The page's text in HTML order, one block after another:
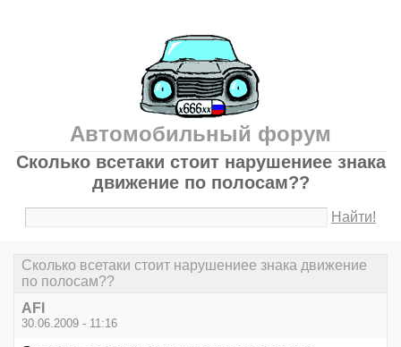
Автомобильный форум
Сколько всетаки стоит нарушениее знака
движение по полосам??
Найти!
Сколько всетаки стоит нарушениее знака движение
по полосам??
AFI
30.06.2009 - 11:16